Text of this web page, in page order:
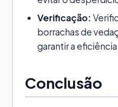
Verificação:
borrachas de
garantir a
Conclusão